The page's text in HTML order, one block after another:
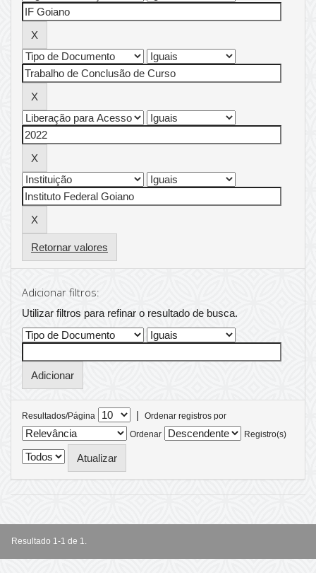
Retornar valores
Adicionar filtros:
Utilizar filtros para refinar o resultado de busca.
Resultados/Página |
Ordenar registros por
Ordenar
Registro(s)
Resultado 1-1 de 1.